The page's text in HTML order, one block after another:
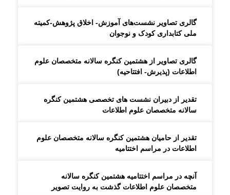
گالری تصاویر نشست‌های آموزش- اخلاق پژوهش-کمیته
ملی کتابداری کودک و نوجوان
گالری تصاویر از هشتمین کنگره سالانه متخصصان علوم
اطلاعات (پذیرش- افتتاحیه)
تقدیر از دبیران نشست های تخصصی هشتمین کنگره
سالانه متخصصان علوم اطلاعات
تقدیر از حامیان هشتمین کنگره سالانه متخصصان علوم
اطلاعات در مراسم اختتامیه
آنچه در مراسم اختتامیه هشتمین کنگره سالانه
متخصصان علوم اطلاعات گذشت به روایت تصویر